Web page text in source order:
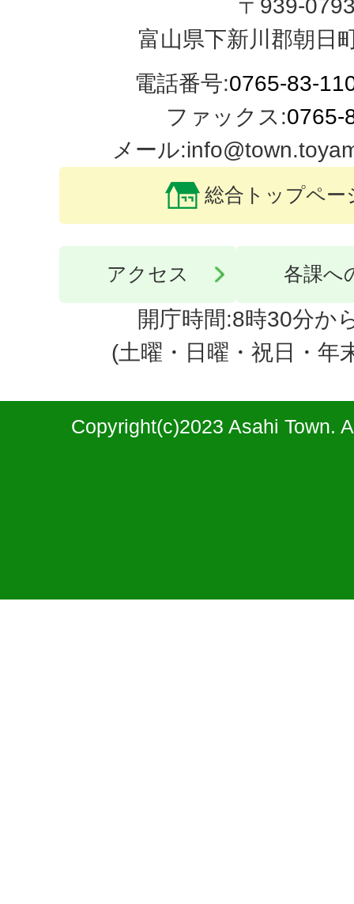
〒939-
富山県下新川郡朝日
電話番号:0765-83-
ファックス:0765-
メール
総合トップペー
アクセス 各課へ
開庁時間:8時30分か
(土曜・日曜・祝日・年
Copyright(c)2023 Asahi Town.